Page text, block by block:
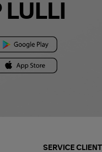
LULLI
SERVICE CLIENT